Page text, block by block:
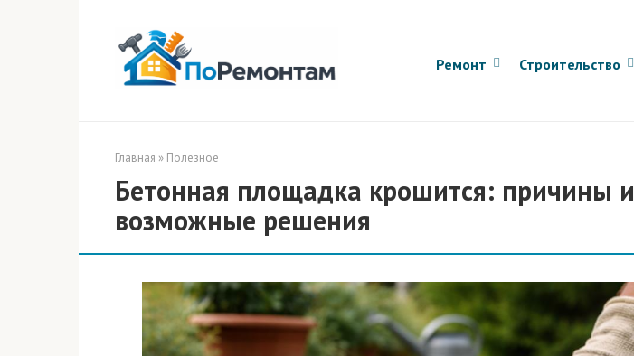
Ремонт Строительство
Главная » Полезное
Бетонная площадка крошится: причины и
возможные решения